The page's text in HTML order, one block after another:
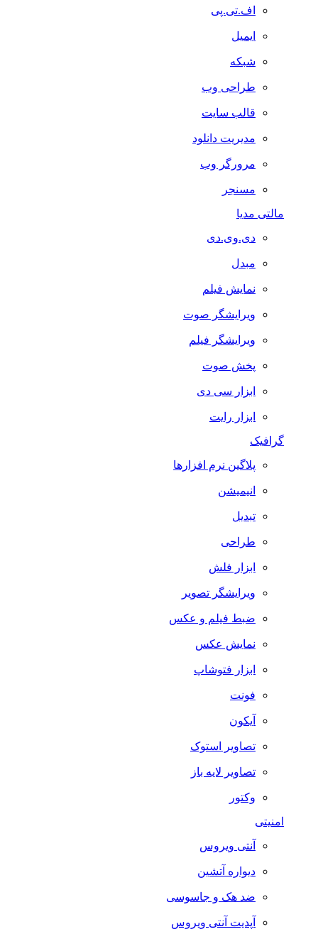
اف.تی.پی
ایمیل
شبکه
طراحی وب
قالب سایت
مدیریت دانلود
مرورگر وب
مسنجر
مالتی مدیا
دی.وی.دی
مبدل
نمایش فیلم
ویرایشگر صوت
ویرایشگر فیلم
پخش صوت
ابزار سی دی
ابزار رایت
گرافیک
پلاگین نرم افزارها
انیمیشن
تبدیل
طراحی
ابزار فلش
ویرایشگر تصویر
ضبط فيلم و عكس
نمایش عکس
ابزار فتوشاپ
فونت
آیکون
تصاویر استوک
تصاویر لایه باز
وکتور
آنتی ویروس
دیواره آتشین
ضد هک و جاسوسی
آپدیت آنتی ویروس